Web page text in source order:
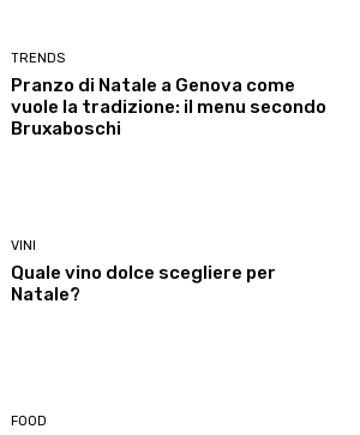
TRENDS
Pranzo di Natale a Genova come
vuole la tradizione: il menu secondo
Bruxaboschi
VINI
Quale vino dolce scegliere per
Natale?
FOOD